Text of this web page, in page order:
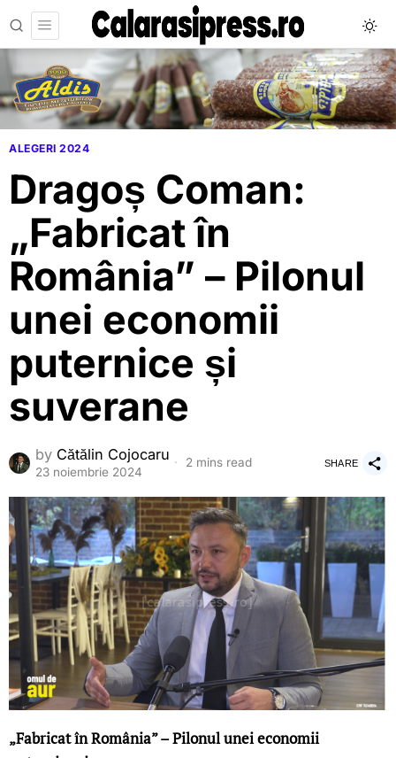
ALEGERI 2024
Dragoș Coman:
„Fabricat în
România” – Pilonul
unei economii
puternice și
suverane
by Cătălin Cojocaru
23 noiembrie 2024
2 mins read SHARE
„Fabricat în România” – Pilonul unei economii